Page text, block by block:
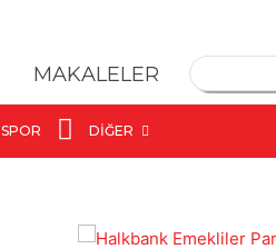
MAKALELER
SPOR DIĞER